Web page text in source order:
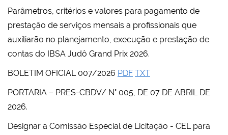
Parâmetros, critérios e valores para pagamento de
prestação de serviços mensais a profissionais que
auxiliarão no planejamento, execução e prestação de
contas do IBSA Judô Grand Prix 2026.
BOLETIM OFICIAL 007/2026 PDF TXT
PORTARIA – PRES-CBDV/ N° 005, DE 07 DE ABRIL DE
2026.
Designar a Comissão Especial de Licitação - CEL para